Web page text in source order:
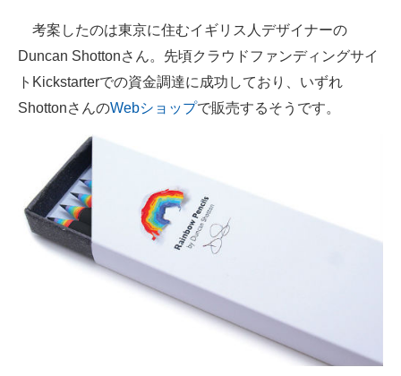
マーケ×ITの今がよく分かる
企業向けIT製品の総合サイト
IT製品の技術・比較・事例
製造業のIT導入・活用を支援
モノづくり技術者専門サイト
エレクトロニクス専門サイト
電子設計の基本と応用
考案したのは東京に住むイギリス人デザイナーの
Duncan Shottonさん。先頃クラウドファンディングサイ
トKickstarterでの資金調達に成功しており、いずれ
ShottonさんのWebショップで販売するそうです。